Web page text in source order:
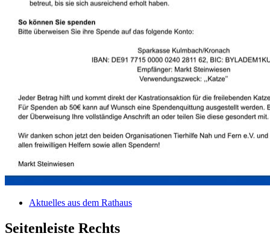
Aktuelles aus dem Rathaus
Seitenleiste Rechts